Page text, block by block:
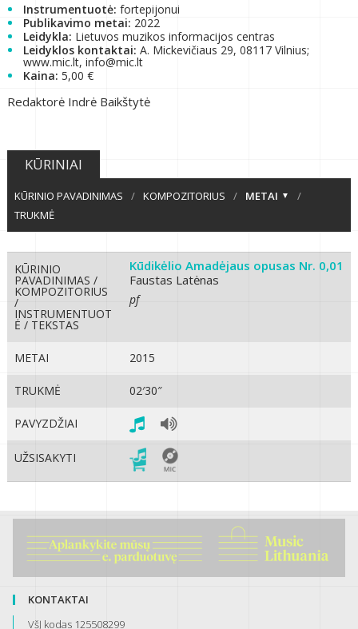
Instrumentuotė: fortepijonui
Publikavimo metai: 2022
Leidykla: Lietuvos muzikos informacijos centras
Leidyklos kontaktai: A. Mickevičiaus 29, 08117 Vilnius;
www.mic.lt, info@mic.lt
Kaina: 5,00 €
Redaktorė Indrė Baikštytė
KŪRINIAI
KŪRINIO PAVADINIMAS / KOMPOZITORIUS / METAI
/
TRUKMĖ
KŪRINIO
PAVADINIMAS /
KOMPOZITORIUS
/
INSTRUMENTUOT
Ė / TEKSTAS
Kūdikėlio Amadėjaus opusas Nr. 0,01
Faustas Latėnas
pf
METAI 2015
TRUKMĖ 02′30″
PAVYZDŽIAI
UŽSISAKYTI
KONTAKTAI
VšĮ kodas 125508299